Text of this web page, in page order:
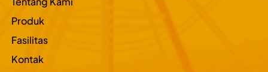
Produk
Fasilitas
Kontak